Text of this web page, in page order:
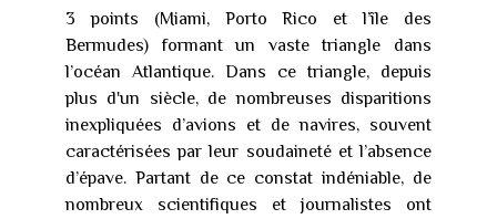
3 points (Miami, Porto Rico et l’île des
Bermudes) formant un vaste triangle dans
l’océan Atlantique. Dans ce triangle, depuis
plus d'un siècle, de nombreuses disparitions
inexpliquées d’avions et de navires, souvent
caractérisées par leur soudaineté et l’absence
d’épave. Partant de ce constat indéniable, de
nombreux scientifiques et journalistes ont